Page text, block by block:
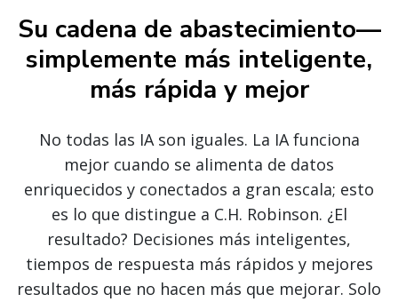
Su cadena de abastecimiento—
simplemente más inteligente,
más rápida y mejor
No todas las IA son iguales. La IA funciona
mejor cuando se alimenta de datos
enriquecidos y conectados a gran escala; esto
es lo que distingue a C.H. Robinson. ¿El
resultado? Decisiones más inteligentes,
tiempos de respuesta más rápidos y mejores
resultados que no hacen más que mejorar. Solo